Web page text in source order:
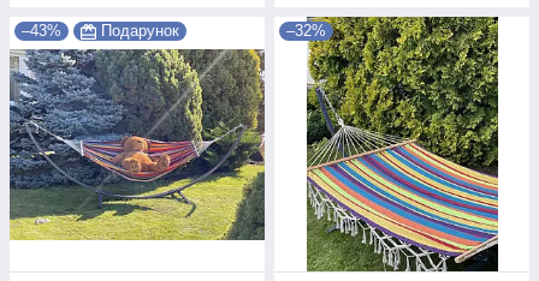
–43% Подарунок –32%